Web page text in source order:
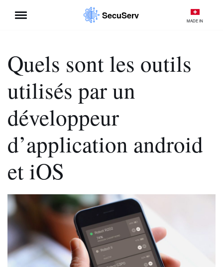
SecuServ MADE IN
Quels sont les outils
utilisés par un
développeur
d’application android
et iOS